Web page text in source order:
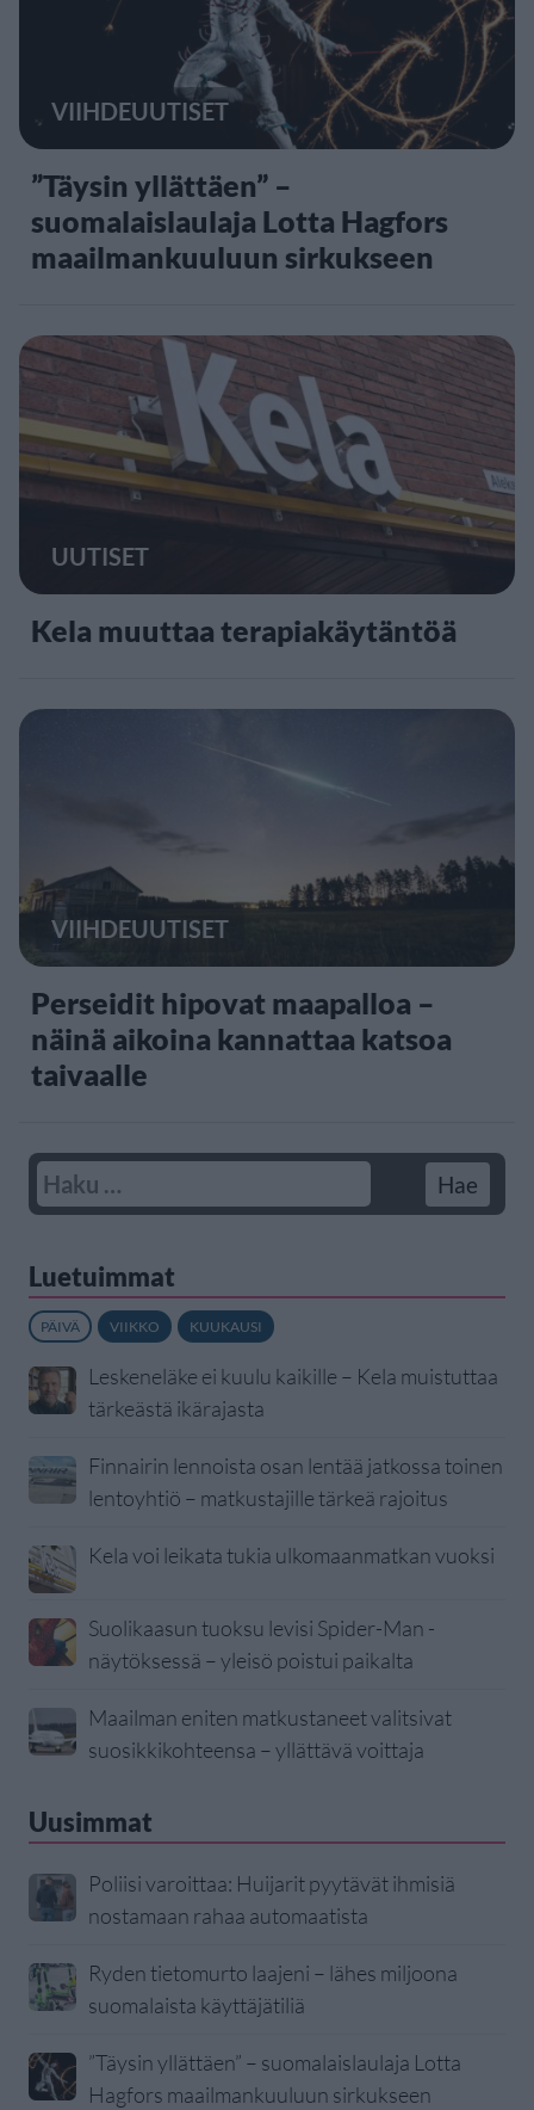
VIIHDEUUTISET
”Täysin yllättäen” –
suomalaislaulaja Lotta Hagfors
maailmankuuluun sirkukseen
UUTISET
Kela muuttaa terapiakäytäntöä
VIIHDEUUTISET
Perseidit hipovat maapalloa –
näinä aikoina kannattaa katsoa
taivaalle
Luetuimmat
PÄIVÄ VIIKKO KUUKAUSI
Leskeneläke ei kuulu kaikille – Kela muistuttaa
tärkeästä ikärajasta
Finnairin lennoista osan lentää jatkossa toinen
lentoyhtiö – matkustajille tärkeä rajoitus
Kela voi leikata tukia ulkomaanmatkan vuoksi
Suolikaasun tuoksu levisi Spider-Man -
näytöksessä – yleisö poistui paikalta
Maailman eniten matkustaneet valitsivat
suosikkikohteensa – yllättävä voittaja
Uusimmat
Poliisi varoittaa: Huijarit pyytävät ihmisiä
nostamaan rahaa automaatista
Ryden tietomurto laajeni – lähes miljoona
suomalaista käyttäjätiliä
”Täysin yllättäen” – suomalaislaulaja Lotta
Hagfors maailmankuuluun sirkukseen